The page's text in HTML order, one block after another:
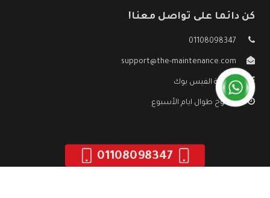
كن دائما على تواصل معنا!
01108098347
support@the-maintenance.com
صفحة الفيس بوك
مفتوح طوال ايام الأسبوع
01108098347